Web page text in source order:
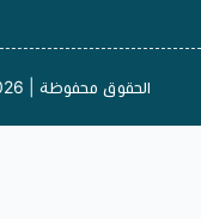
الحقوق محفوظة | 2026